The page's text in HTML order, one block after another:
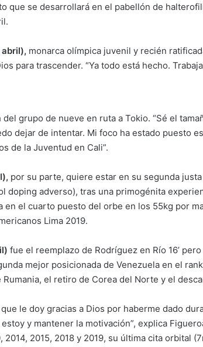
que se desarrollará en el pabellón de
monarca olímpica juvenil y recién
para trascender. “Ya todo está hecho.
del grupo de nueve en ruta a Tokio. “Sé el
dejar de intentar. Mi foco ha estado puesto
de la Juventud en Cali”.
por su parte, quiere estar en su segunda
doping adverso), tras una primogénita
en el cuarto puesto del orbe en los 55kg por
Lima 2019.
fue el reemplazo de Rodríguez en Río 16’
mejor posicionada de Venezuela en el
el retiro de Corea del Norte y el
le doy gracias a Dios por haberme dado
y mantener la motivación”, explica
2015, 2018 y 2019, su última cita orbital